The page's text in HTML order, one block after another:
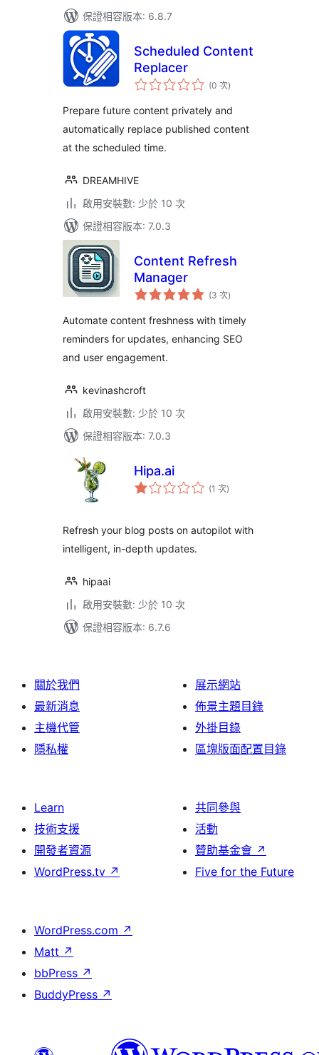
保證相容版本: 6.8.7
Scheduled Content
Replacer
(0 次評
分
數
)
Prepare future content privately and
automatically replace published content
at the scheduled time.
DREAMHIVE
啟用安裝數: 少於 10 次
保證相容版本: 7.0.3
Content Refresh
Manager
(3 次評
分
數
)
Automate content freshness with timely
reminders for updates, enhancing SEO
and user engagement.
kevinashcroft
啟用安裝數: 少於 10 次
保證相容版本: 7.0.3
Hipa.ai
(1 次評
分)
Refresh your blog posts on autopilot with
intelligent, in-depth updates.
hipaai
啟用安裝數: 少於 10 次
保證相容版本: 6.7.6
關於我們
最新消息
主機代管
隱私權
展示網站
佈景主題目錄
外掛目錄
區塊版面配置目錄
Learn
技術支援
開發者資源
WordPress.tv ↗
共同參與
活動
贊助基金會 ↗
Five for the Future
WordPress.com ↗
Matt ↗
bbPress ↗
BuddyPress ↗